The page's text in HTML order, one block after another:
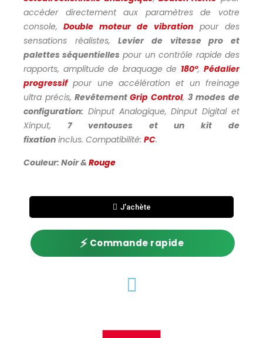
accéder directement aux paramètres de votre
console, Double moteur de vibration pour des
sensations réalistes, Levier de vitesse pro et
palettes séquentielles pour un contrôle rapide des
rapports, amplitude de braquage de 180°, Pédalier
progressifpour une accélération et un freinage
ultra précis, Revêtement Grip Control, 3 modes de
configuration: Dinput Analogique, Dinput Digital et
Xinput, 7 ventouses et un kit de
fixation inclus. Compatibilité: PC.
Couleur: Noir &Rouge
J'achète
⚡ Commande rapide